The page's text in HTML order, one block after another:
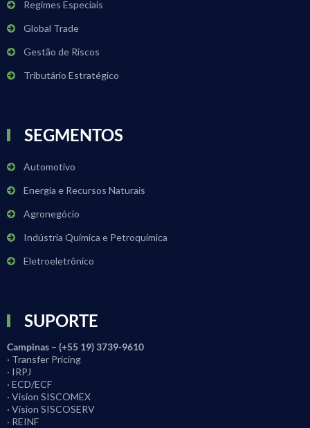
Regimes Especiais
Global Trade
Gestão de Riscos
Tributário Estratégico
SEGMENTOS
Automotivo
Energia e Recursos Naturais
Agronegócio
Indústria Química e Petroquímica
Eletroeletrônico
SUPORTE
Campinas – (+55 19) 3739-9610
· Transfer Pricing
· IRPJ
· ECD/ECF
· Vision SISCOMEX
· Vision SISCOSERV
· REINF